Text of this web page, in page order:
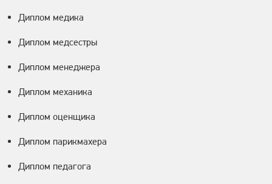
Диплом медика
Диплом медсестры
Диплом менеджера
Диплом механика
Диплом оценщика
Диплом парикмахера
Диплом педагога